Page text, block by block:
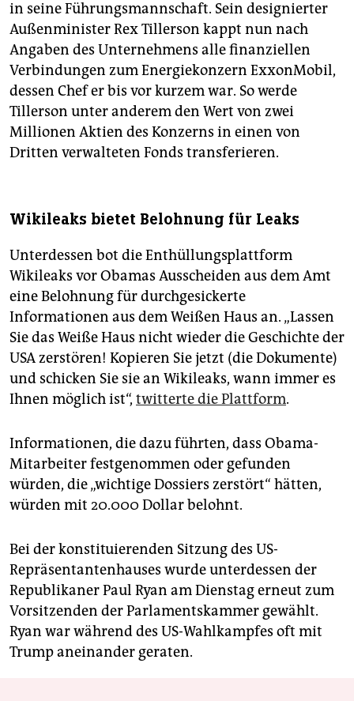
in seine Führungsmannschaft. Sein designierter
Außenminister Rex Tillerson kappt nun nach
Angaben des Unternehmens alle finanziellen
Verbindungen zum Energiekonzern ExxonMobil,
dessen Chef er bis vor kurzem war. So werde
Tillerson unter anderem den Wert von zwei
Millionen Aktien des Konzerns in einen von
Dritten verwalteten Fonds transferieren.
Wikileaks bietet Belohnung für Leaks
Unterdessen bot die Enthüllungsplattform
Wikileaks vor Obamas Ausscheiden aus dem Amt
eine Belohnung für durchgesickerte
Informationen aus dem Weißen Haus an. „Lassen
Sie das Weiße Haus nicht wieder die Geschichte der
USA zerstören! Kopieren Sie jetzt (die Dokumente)
und schicken Sie sie an Wikileaks, wann immer es
Ihnen möglich ist“, twitterte die Plattform.
Informationen, die dazu führten, dass Obama-
Mitarbeiter festgenommen oder gefunden
würden, die „wichtige Dossiers zerstört“ hätten,
würden mit 20.000 Dollar belohnt.
Bei der konstituierenden Sitzung des US-
Repräsentantenhauses wurde unterdessen der
Republikaner Paul Ryan am Dienstag erneut zum
Vorsitzenden der Parlamentskammer gewählt.
Ryan war während des US-Wahlkampfes oft mit
Trump aneinander geraten.